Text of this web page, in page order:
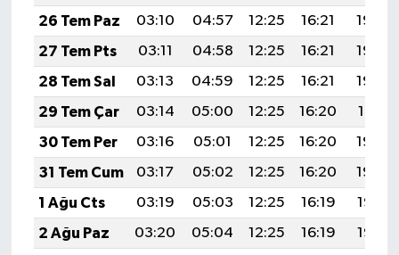
26 Tem Paz
03:10 04:57 12:25 16:21
19:43
27 Tem Pts
03:11 04:58 12:25 16:21
19:43
28 Tem Sal
03:13 04:59 12:25 16:21
19:42
29 Tem Çar
03:14 05:00 12:25 16:20
19:41
30 Tem Per
03:16 05:01 12:25 16:20
19:40
31 Tem Cum
03:17 05:02 12:25 16:20
19:39
1 Ağu Cts
03:19 05:03 12:25 16:19
19:38
2 Ağu Paz
03:20 05:04 12:25 16:19
19:36